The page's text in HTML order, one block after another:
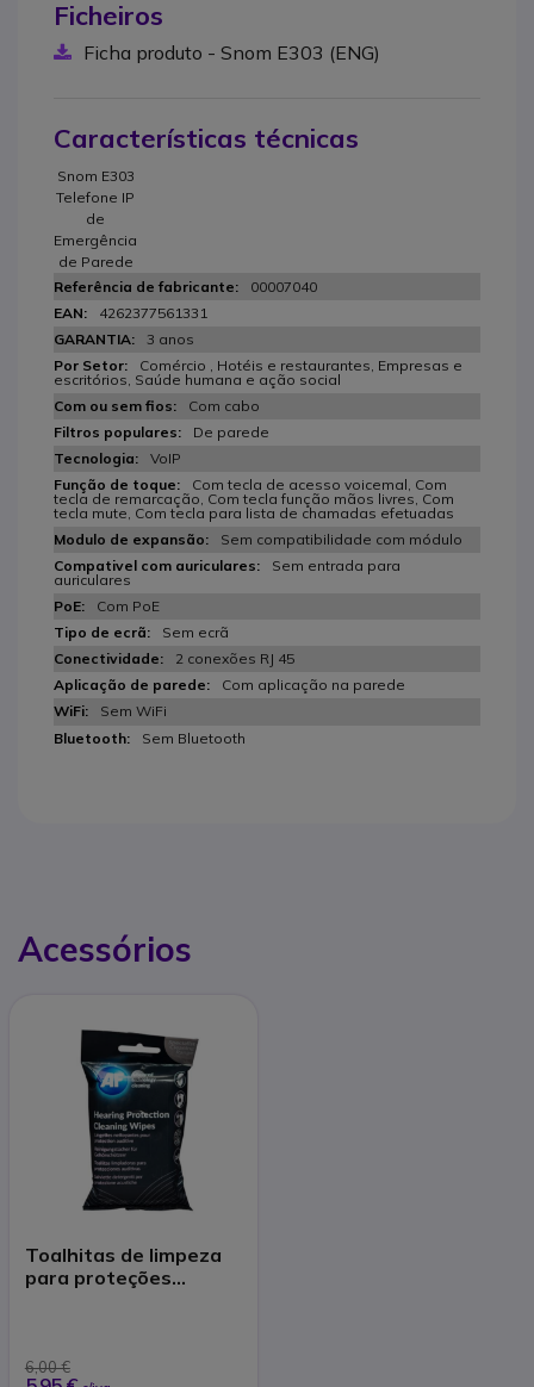
Ficheiros
Ficha produto - Snom E303 (ENG)
Características técnicas
Snom E303
Telefone IP
de
Emergência
de Parede
00007040
4262377561331
3 anos
Comércio , Hotéis e restaurantes, Empresas e
escritórios, Saúde humana e ação social
Com cabo
De parede
VoIP
Com tecla de acesso voicemal, Com
tecla de remarcação, Com tecla função mãos livres, Com
tecla mute, Com tecla para lista de chamadas efetuadas
Sem compatibilidade com módulo
Sem entrada para
auriculares
Com PoE
Sem ecrã
2 conexões RJ 45
Com aplicação na parede
Sem WiFi
Sem Bluetooth
Acessórios
Toalhitas de limpeza
para proteções
6,00 €